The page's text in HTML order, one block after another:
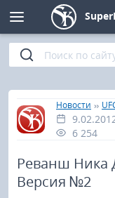
Главная
»
Новости »
6 254
Реванш Ника
Версия №2
Киокушинкай
Кёкусин (IFK)
Шинкиокушинкай
Кекусин-кан
Фото
Видео
Интервью
Статьи
Уроки каратэ
Файлы
Библиотека